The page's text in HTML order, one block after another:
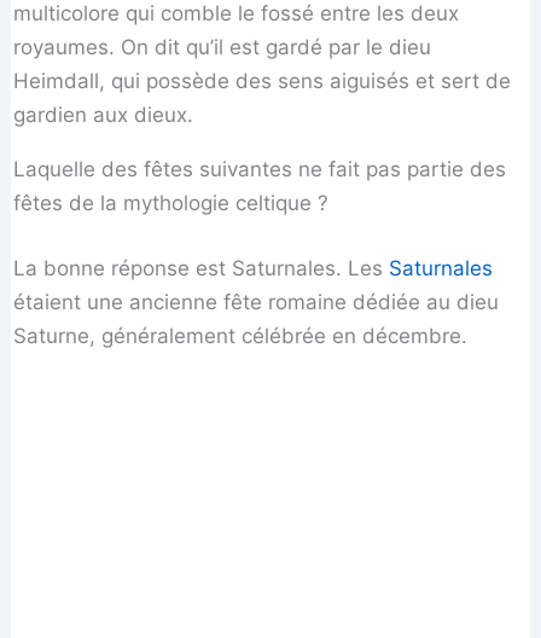
multicolore qui comble le fossé entre les deux
royaumes. On dit qu’il est gardé par le dieu
Heimdall, qui possède des sens aiguisés et sert de
gardien aux dieux.
Laquelle des fêtes suivantes ne fait pas partie des
fêtes de la mythologie celtique ?
La bonne réponse est Saturnales. Les Saturnales
étaient une ancienne fête romaine dédiée au dieu
Saturne, généralement célébrée en décembre.